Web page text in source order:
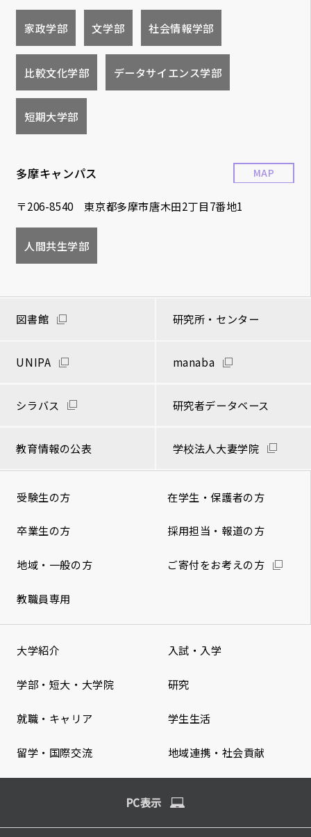
家政学部 文学部 社会情報学部
比較文化学部 データサイエンス学部
短期大学部
多摩キャンパス
〒206-8540 東京都多摩市唐木田2丁目7番地1
MAP
人間共生学部
図書館 研究所・センター
UNIPA manaba
シラバス 研究者データベース
教育情報の公表 学校法人大妻学院
受験生の方 在学生・保護者の方
卒業生の方 採用担当・報道の方
地域・一般の方 ご寄付をお考えの方
教職員専用
大学紹介 入試・入学
学部・短大・大学院 研究
就職・キャリア 学生生活
留学・国際交流 地域連携・社会貢献
PC表示